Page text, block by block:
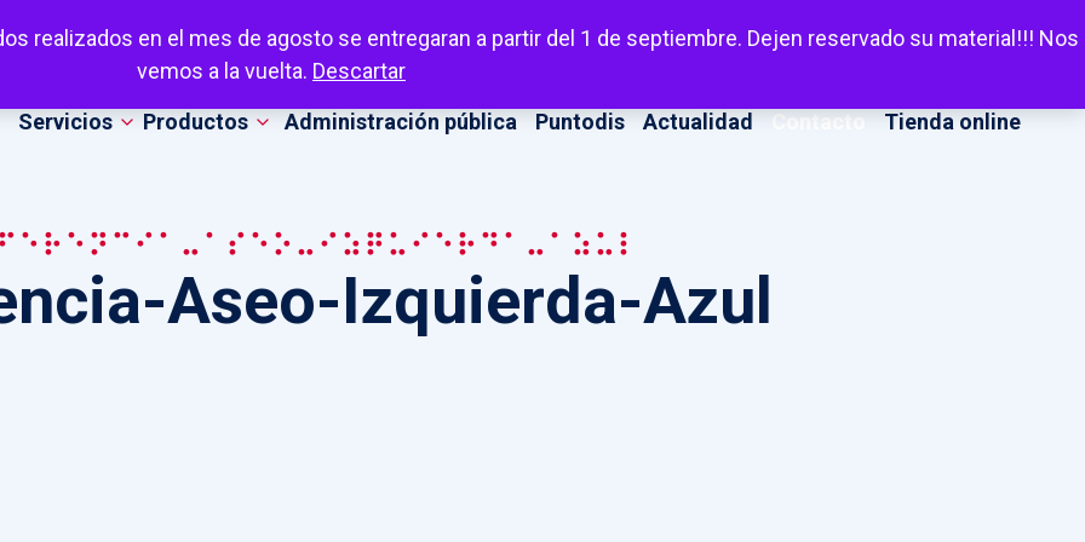
realizados en el mes de agosto se entregaran a partir del 1 de septiembre. Dejen reservado su material!!! Nos
vemos a la vuelta. Descartar
Escuchar
Servicios Productos Administración pública Puntodis Actualidad Contacto Tienda online
Aseo-Izquierda-Azul
Aseo-Izquierda-Azul